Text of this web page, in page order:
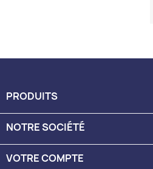
PRODUITS
NOTRE SOCIÉTÉ
VOTRE COMPTE